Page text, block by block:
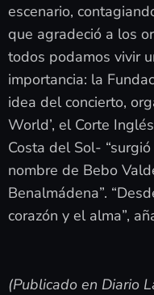
escenario,
que agradeció a los
todos podamos vivir
importancia: la
idea del concierto,
World’, el Corte
Costa del Sol-
nombre de Bebo
Benalmádena”.
corazón y el alma”,
(Publicado en Diario